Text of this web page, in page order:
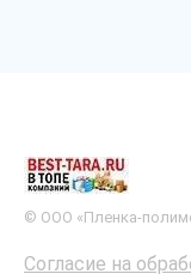
© ООО «Пленка-
Согласие на